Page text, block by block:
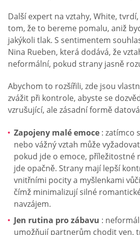
Další expert na vztahy, White,
tom, že to bereme pomalu, aniž
jakýkoli tlak. S sentimentem
Nina Rueben, která dodává, že
neformální, pokud strany jasně
Abychom to rozšířili, zde jsou
zvážit při kontrole, abyste se
vzrušující, ale zásadní formě
Zapojeny malé emoce : zatímco
nebo vážný vztah může
pokud jde o emoce, příležitostné
jde opačně. Strany mají lepší
vnitřními pocity a myšlenkami
čímž minimalizují silné
navzájem.
Jen rutina pro zábavu :
umožňují partnerům chodit ven,